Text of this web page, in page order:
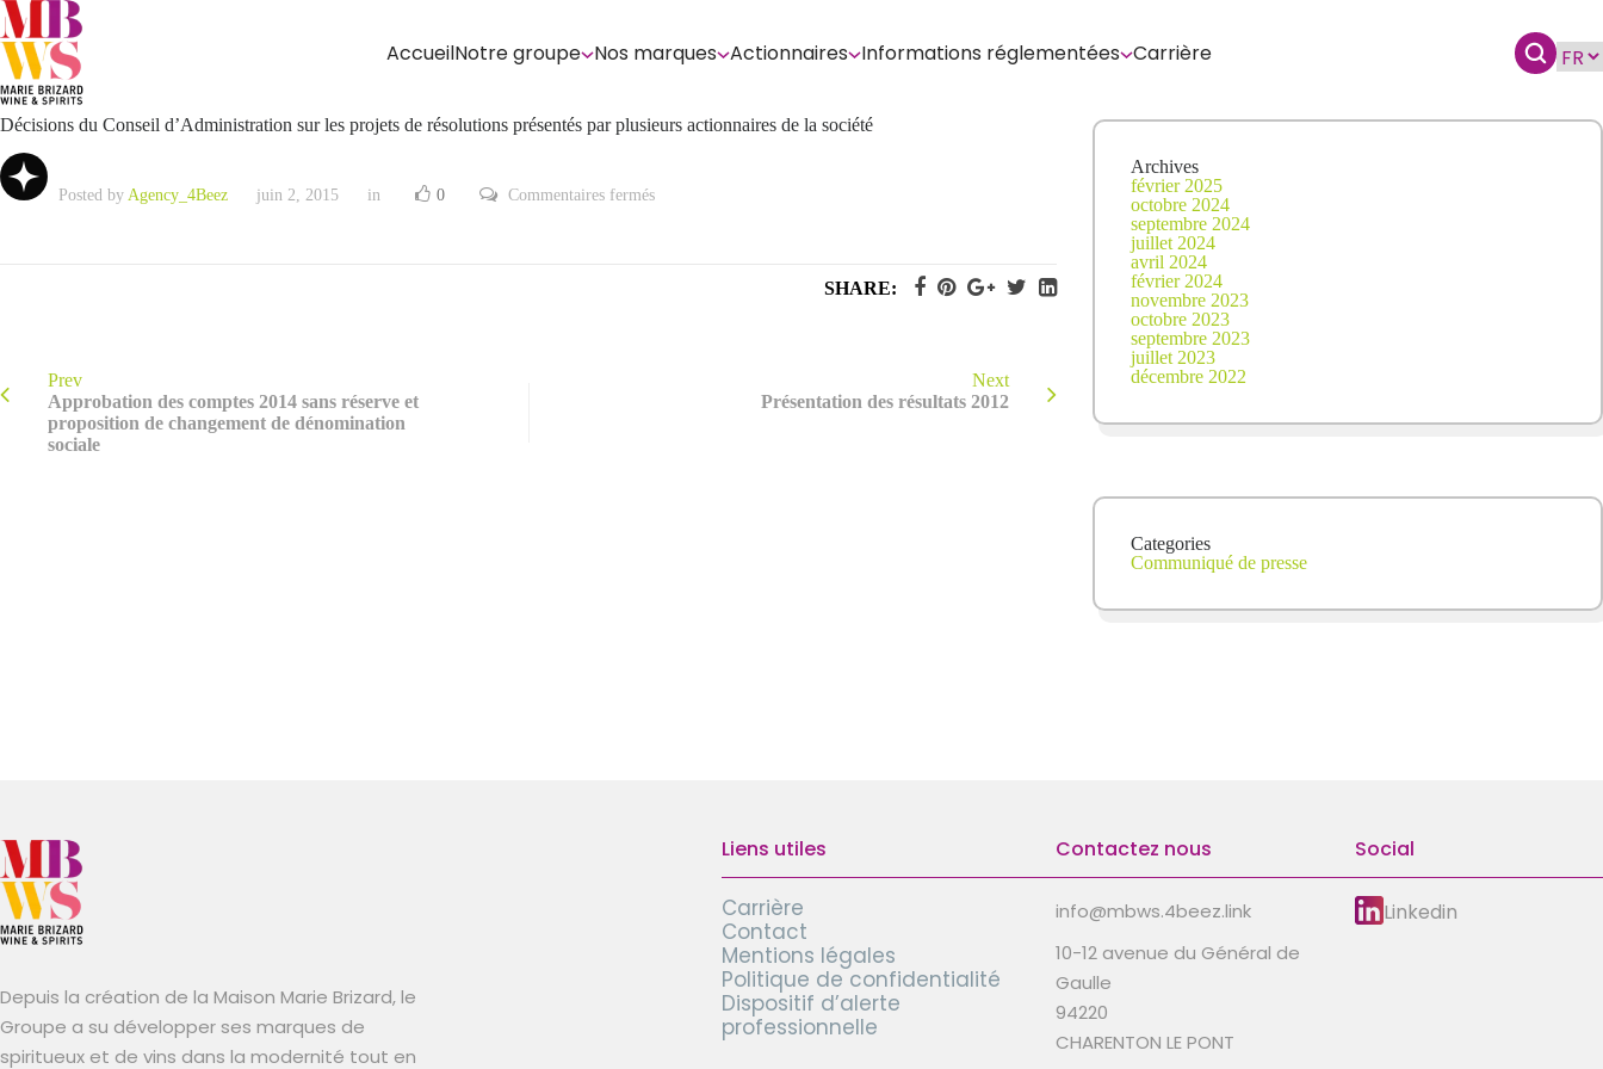
AccueilNotre groupe Nos marques Actionnaires Informations réglementées Carrière
Décisions du Conseil d’Administration sur les projets de résolutions présentés par plusieurs actionnaires de la société
Posted by Agency_4Beez juin 2, 2015 in 0 Commentaires ferméssur
SHARE:
Prev
Approbation des comptes 2014 sans réserve et
proposition de changement de dénomination
sociale
Next
Présentation des résultats 2012
Archives
février 2025
octobre 2024
septembre 2024
juillet 2024
avril 2024
février 2024
novembre 2023
octobre 2023
septembre 2023
juillet 2023
décembre 2022
Categories
Communiqué de presse
Depuis la création de la Maison Marie Brizard, le
Groupe a su développer ses marques de
spiritueux et de vins dans la modernité tout en
Liens utiles
Carrière
Contact
Mentions légales
Politique de confidentialité
Dispositif d’alerte
professionnelle
Contactez nous
info@mbws.4beez.link
10-12 avenue du Général de
Gaulle
94220
CHARENTON LE PONT
Social
Linkedin